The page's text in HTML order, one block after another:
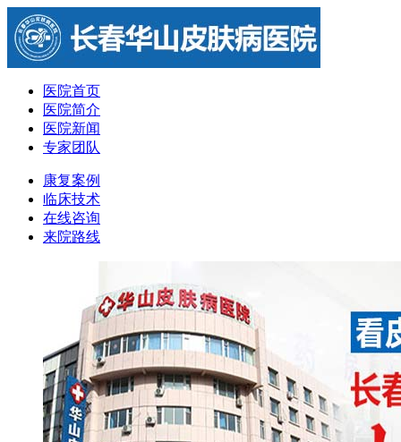
医院首页
医院简介
医院新闻
专家团队
康复案例
临床技术
在线咨询
来院路线